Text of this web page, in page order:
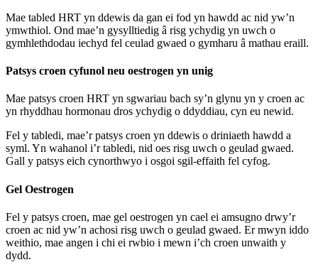
Mae tabled HRT yn ddewis da gan ei fod yn hawdd ac nid yw’n
ymwthiol. Ond mae’n gysylltiedig â risg ychydig yn uwch o
gymhlethdodau iechyd fel ceulad gwaed o gymharu â mathau eraill.
Patsys croen cyfunol neu oestrogen yn unig
Mae patsys croen HRT yn sgwariau bach sy’n glynu yn y croen ac
yn rhyddhau hormonau dros ychydig o ddyddiau, cyn eu newid.
Fel y tabledi, mae’r patsys croen yn ddewis o driniaeth hawdd a
syml. Yn wahanol i’r tabledi, nid oes risg uwch o geulad gwaed.
Gall y patsys eich cynorthwyo i osgoi sgil-effaith fel cyfog.
Gel Oestrogen
Fel y patsys croen, mae gel oestrogen yn cael ei amsugno drwy’r
croen ac nid yw’n achosi risg uwch o geulad gwaed. Er mwyn iddo
weithio, mae angen i chi ei rwbio i mewn i’ch croen unwaith y
dydd.